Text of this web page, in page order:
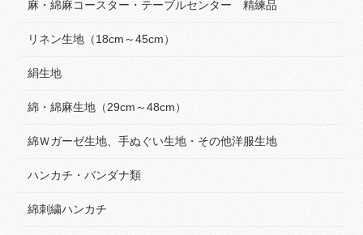
麻・綿麻コースター・テーブルセンター 精練品
リネン生地（18cm～45cm）
絹生地
綿・綿麻生地（29cm～48cm）
綿Ｗガーゼ生地、手ぬぐい生地・その他洋服生地
ハンカチ・バンダナ類
綿刺繍ハンカチ